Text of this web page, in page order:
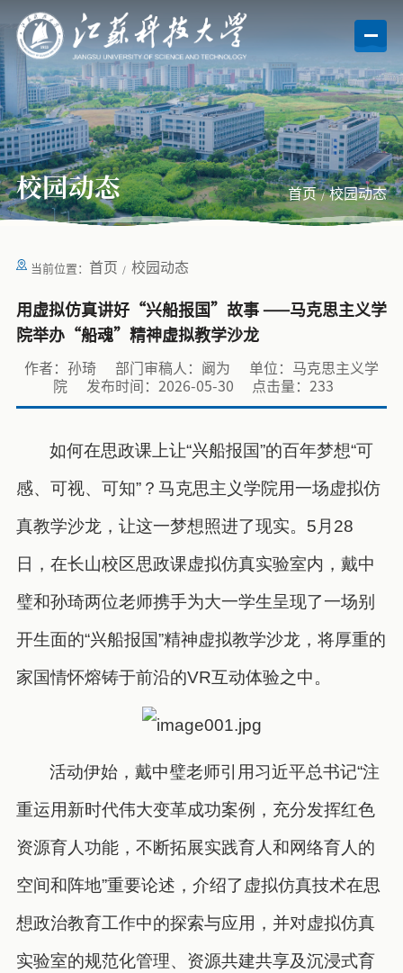
校园动态 首页 校园动态
当前位置： 首页 校园动态
用虚拟仿真讲好“兴船报国”故事 ——马克思主义学
院举办“船魂”精神虚拟教学沙龙
作者：孙琦 部门审稿人：阚为
单位：马克思主义学
院
发布时间：2026-05-30 点击量： 233
如何在思政课上让“兴船报国”的百年梦想“可
感、可视、可知”？马克思主义学院用一场虚拟仿
真教学沙龙，让这一梦想照进了现实。5月28
日，在长山校区思政课虚拟仿真实验室内，戴中
璧和孙琦两位老师携手为大一学生呈现了一场别
开生面的“兴船报国”精神虚拟教学沙龙，将厚重的
家国情怀熔铸于前沿的VR互动体验之中。
活动伊始，戴中璧老师引用习近平总书记“注
重运用新时代伟大变革成功案例，充分发挥红色
资源育人功能，不断拓展实践育人和网络育人的
空间和阵地”重要论述，介绍了虚拟仿真技术在思
想政治教育工作中的探索与应用，并对虚拟仿真
实验室的规范化管理、资源共建共享及沉浸式育